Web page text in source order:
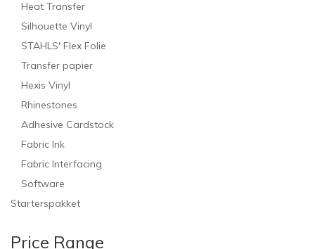
Heat Transfer
Silhouette Vinyl
STAHLS' Flex Folie
Transfer papier
Hexis Vinyl
Rhinestones
Adhesive Cardstock
Fabric Ink
Fabric Interfacing
Software
Starterspakket
Price Range